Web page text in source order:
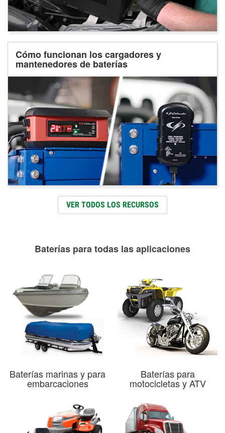
Cómo funcionan los cargadores y
mantenedores de baterías
VER TODOS LOS RECURSOS
Baterías para todas las aplicaciones
Baterías marinas y para
embarcaciones
Baterías para
motocicletas y ATV